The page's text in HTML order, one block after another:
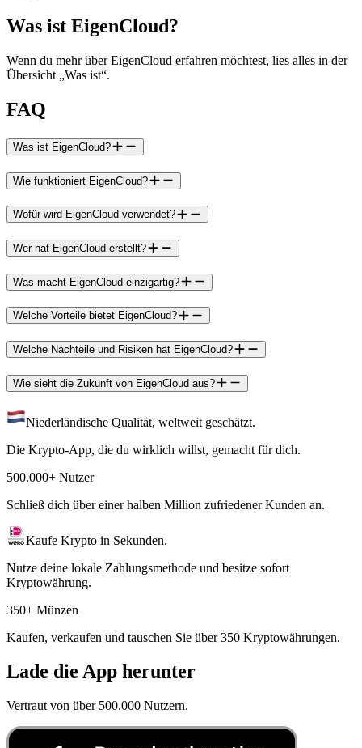
Was ist EigenCloud?
Wenn du mehr über EigenCloud erfahren möchtest, lies alles in der
Übersicht „Was ist“.
FAQ
Was ist EigenCloud?
Wie funktioniert EigenCloud?
Wofür wird EigenCloud verwendet?
Wer hat EigenCloud erstellt?
Was macht EigenCloud einzigartig?
Welche Vorteile bietet EigenCloud?
Welche Nachteile und Risiken hat EigenCloud?
Wie sieht die Zukunft von EigenCloud aus?
Niederländische Qualität, weltweit geschätzt.
Die Krypto-App, die du wirklich willst, gemacht für dich.
500.000+ Nutzer
Schließ dich über einer halben Million zufriedener Kunden an.
Kaufe Krypto in Sekunden.
Nutze deine lokale Zahlungsmethode und besitze sofort
Kryptowährung.
350+ Münzen
Kaufen, verkaufen und tauschen Sie über 350 Kryptowährungen.
Lade die App herunter
Vertraut von über 500.000 Nutzern.